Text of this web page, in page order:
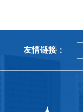
友情链接：